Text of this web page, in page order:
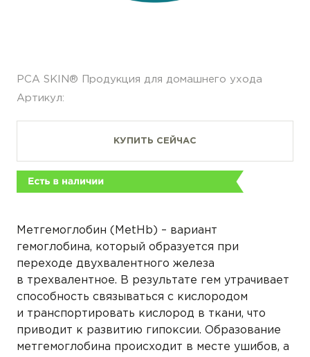
РСА SKIN® Продукция для домашнего ухода
Артикул:
КУПИТЬ СЕЙЧАС
Метгемоглобин (MetHb) – вариант
гемоглобина, который образуется при
переходе двухвалентного железа
в трехвалентное. В результате гем утрачивает
способность связываться с кислородом
и транспортировать кислород в ткани, что
приводит к развитию гипоксии. Образование
метгемоглобина происходит в месте ушибов, а